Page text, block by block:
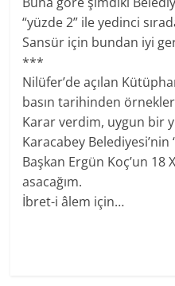
“yüzde 2” ile yedinci
Sansür için bundan iyi
***
Nilüfer’de açılan
basın tarihinden
Karar verdim, uygun bir
Karacabey Belediyesi’nin
Başkan Ergün Koç’un 18
asacağım.
İbret-i âlem için…